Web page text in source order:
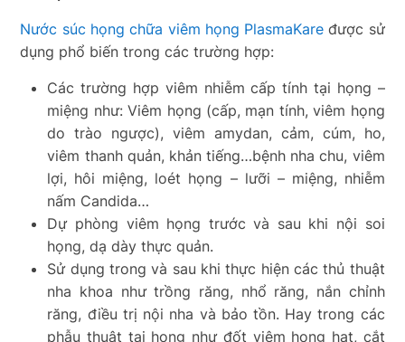
Nước súc họng chữa viêm họng PlasmaKare được sử
dụng phổ biến trong các trường hợp:
Các trường hợp viêm nhiễm cấp tính tại họng –
miệng như: Viêm họng (cấp, mạn tính, viêm họng
do trào ngược), viêm amydan, cảm, cúm, ho,
viêm thanh quản, khản tiếng…bệnh nha chu, viêm
lợi, hôi miệng, loét họng – lưỡi – miệng, nhiễm
nấm Candida…
Dự phòng viêm họng trước và sau khi nội soi
họng, dạ dày thực quản.
Sử dụng trong và sau khi thực hiện các thủ thuật
nha khoa như trồng răng, nhổ răng, nắn chỉnh
răng, điều trị nội nha và bảo tồn. Hay trong các
phẫu thuật tại họng như đốt viêm họng hạt, cắt